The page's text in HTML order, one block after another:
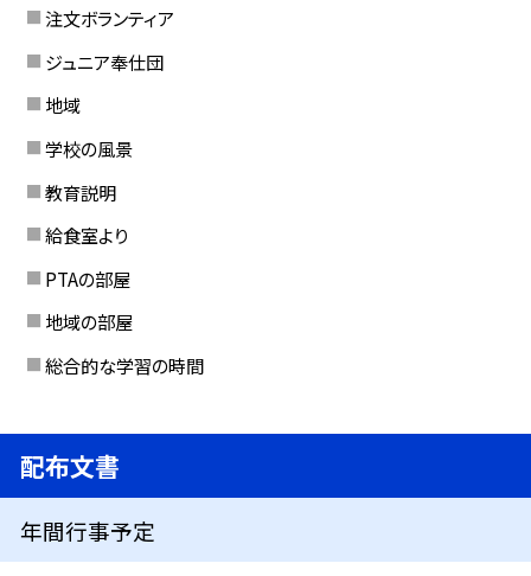
注文ボランティア
ジュニア奉仕団
地域
学校の風景
教育説明
給食室より
PTAの部屋
地域の部屋
総合的な学習の時間
配布文書
年間行事予定